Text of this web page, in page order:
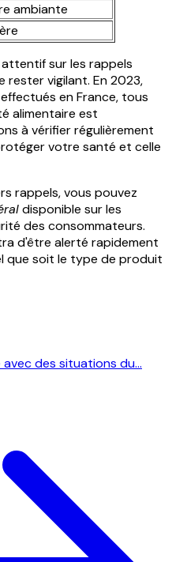
ambiante
sur les rappels
rester vigilant. En 2023,
en France, tous
alimentaire est
à vérifier régulièrement
votre santé et celle
rappels, vous pouvez
disponible sur les
des consommateurs.
d'être alerté rapidement
que soit le type de produit
des situations du...